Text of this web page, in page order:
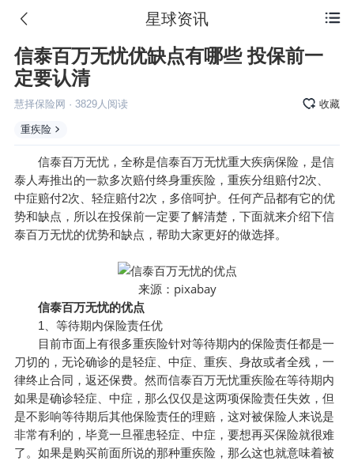
 星球资讯
信泰百万无忧优缺点有哪些 投保前一
定要认清
慧择保险网 · 3829人阅读 收藏
重疾险
信泰百万无忧，全称是信泰百万无忧重大疾病保险，是信
泰人寿推出的一款多次赔付终身重疾险，重疾分组赔付2次、
中症赔付2次、轻症赔付2次，多倍呵护。任何产品都有它的优
势和缺点，所以在投保前一定要了解清楚，下面就来介绍下信
泰百万无忧的优势和缺点，帮助大家更好的做选择。
来源： pixabay
信泰百万无忧的优点
1、等待期内保险责任优
目前市面上有很多重疾险针对等待期内的保险责任都是一
刀切的，无论确诊的是轻症、中症、重疾、身故或者全残，一
律终止合同，返还保费。然而信泰百万无忧重疾险在等待期内
如果是确诊轻症、中症，那么仅仅是这两项保险责任失效，但
是不影响等待期后其他保险责任的理赔，这对被保险人来说是
非常有利的，毕竟一旦罹患轻症、中症，要想再买保险就很难
了。如果是购买前面所说的那种重疾险，那么这也就意味着被